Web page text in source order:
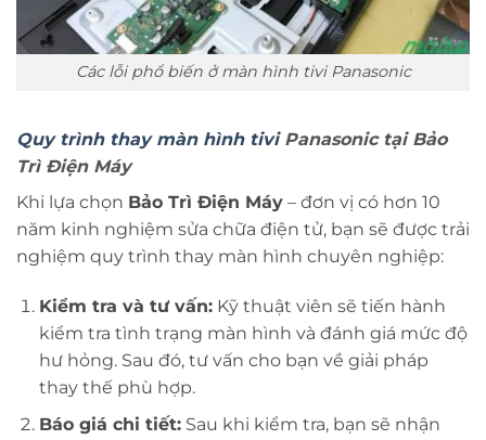
Các lỗi phổ biến ở màn hình tivi Panasonic
Quy trình thay màn hình tiviPanasonic tại Bảo
Trì Điện Máy
Khi lựa chọn Bảo Trì Điện Máy – đơn vị có hơn 10
năm kinh nghiệm sửa chữa điện tử, bạn sẽ được trải
nghiệm quy trình thay màn hình chuyên nghiệp:
Kiểm tra và tư vấn:Kỹ thuật viên sẽ tiến hành
kiểm tra tình trạng màn hình và đánh giá mức độ
hư hỏng. Sau đó, tư vấn cho bạn về giải pháp
thay thế phù hợp.
Báo giá chi tiết:Sau khi kiểm tra, bạn sẽ nhận